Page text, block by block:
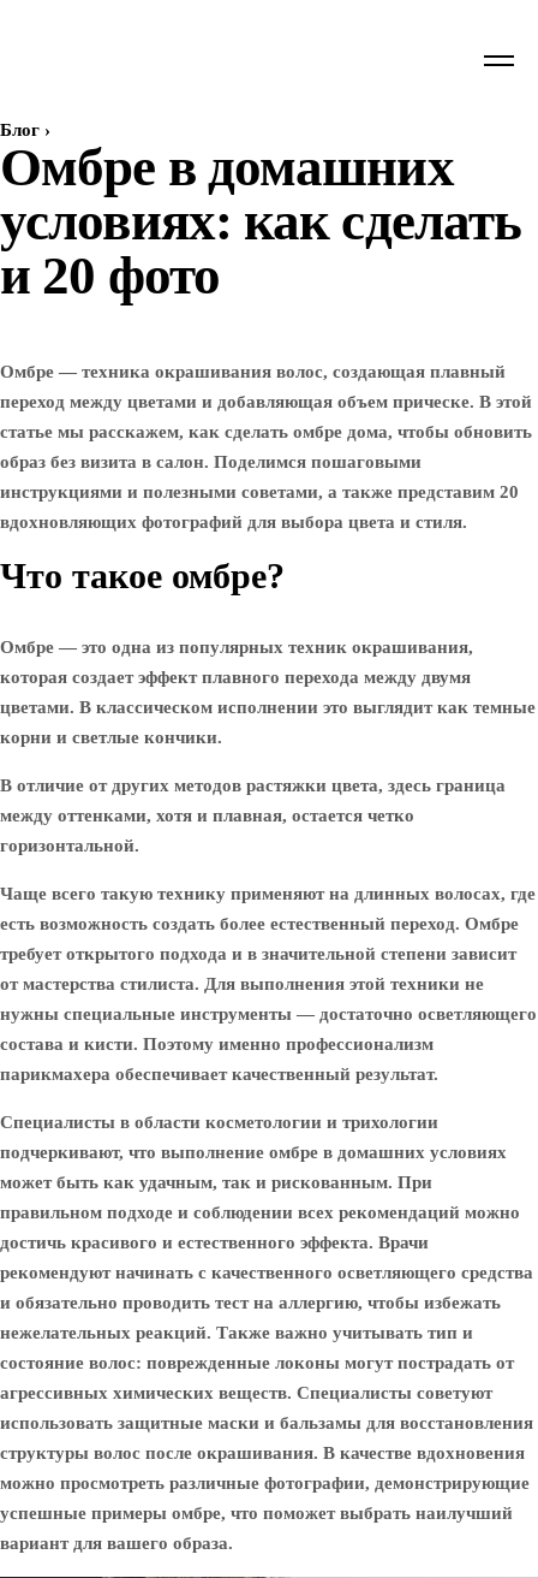
Блог ›
Омбре в домашних
условиях: как сделать
и 20 фото
Омбре — техника окрашивания волос, создающая плавный
переход между цветами и добавляющая объем прическе. В этой
статье мы расскажем, как сделать омбре дома, чтобы обновить
образ без визита в салон. Поделимся пошаговыми
инструкциями и полезными советами, а также представим 20
вдохновляющих фотографий для выбора цвета и стиля.
Что такое омбре?
Омбре — это одна из популярных техник окрашивания,
которая создает эффект плавного перехода между двумя
цветами. В классическом исполнении это выглядит как темные
корни и светлые кончики.
В отличие от других методов растяжки цвета, здесь граница
между оттенками, хотя и плавная, остается четко
горизонтальной.
Чаще всего такую технику применяют на длинных волосах, где
есть возможность создать более естественный переход. Омбре
требует открытого подхода и в значительной степени зависит
от мастерства стилиста. Для выполнения этой техники не
нужны специальные инструменты — достаточно осветляющего
состава и кисти. Поэтому именно профессионализм
парикмахера обеспечивает качественный результат.
Специалисты в области косметологии и трихологии
подчеркивают, что выполнение омбре в домашних условиях
может быть как удачным, так и рискованным. При
правильном подходе и соблюдении всех рекомендаций можно
достичь красивого и естественного эффекта. Врачи
рекомендуют начинать с качественного осветляющего средства
и обязательно проводить тест на аллергию, чтобы избежать
нежелательных реакций. Также важно учитывать тип и
состояние волос: поврежденные локоны могут пострадать от
агрессивных химических веществ. Специалисты советуют
использовать защитные маски и бальзамы для восстановления
структуры волос после окрашивания. В качестве вдохновения
можно просмотреть различные фотографии, демонстрирующие
успешные примеры омбре, что поможет выбрать наилучший
вариант для вашего образа.